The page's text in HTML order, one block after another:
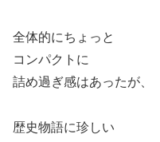
全体的にちょっと
コンパクトに
詰め過ぎ感はあったが、
歴史物語に珍しい